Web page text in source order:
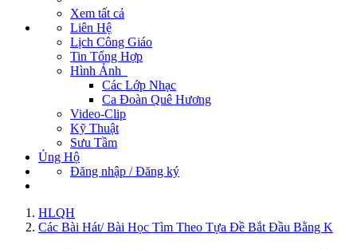
Xem tất cả
Liên Hệ
Lịch Công Giáo
Tin Tổng Hợp
Hình Ảnh
Các Lớp Nhạc
Ca Đoàn Quê Hương
Video-Clip
Kỹ Thuật
Sưu Tầm
Ủng Hộ
Đăng nhập / Đăng ký
HLQH
Các Bài Hát/ Bài Học Tìm Theo Tựa Đề Bắt Đầu Bằng K